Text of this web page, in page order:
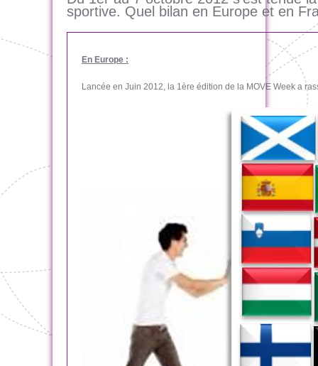
sportive. Quel bilan en Europe et en
En Europe :
Lancée en Juin 2012, la 1ère édition de la MOVE Week a